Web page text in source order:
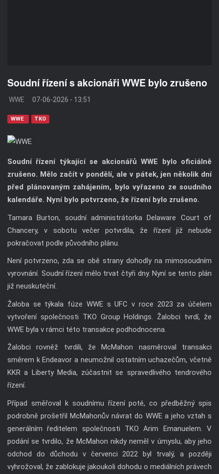
Soudní řízení s akcionáři WWE bylo zrušeno
WWE 07-06-2026 - 13:51
WWE TKO
Soudní řízení týkající se akcionářů WWE bylo oficiálně
zrušeno. Mělo začít v pondělí, ale v pátek, jen několik dní
před plánovaným zahájením, bylo vyřazeno ze soudního
kalendáře. Nyní bylo potvrzeno, že řízení bylo zrušeno.
Tamara Burton, soudní administrátorka Delaware Court of
Chancery, v sobotu večer potvrdila, že řízení již nebude
pokračovat podle původního plánu.
Není potvrzeno, zda se obě strany dohodly na mimosoudním
vyrovnání. Soudní řízení mělo trvat čtyři dny. Nyní se tento plán
již neuskuteční.
Žaloba se týkala fúze WWE s UFC v roce 2023 za účelem
vytvoření společnosti TKO Group Holdings. Žalobci tvrdí, že
WWE byla v rámci této transakce podhodnocena.
Žalobci rovněž tvrdili, že McMahon nasměroval transakci
směrem k Endeavor a neumožnil ostatním uchazečům, včetně
KKR a Liberty Media, zúčastnit se spravedlivého tendrového
řízení.
Případ směřoval k soudnímu řízení poté, co předběžný spis
podrobně prošetřil McMahonův návrat do WWE a jeho vztah s
generálním ředitelem společnosti TKO Arim Emanuelem. V
podání se tvrdilo, že McMahon nikdy neměl v úmyslu, aby jeho
odchod do důchodu v červenci 2022 byl trvalý, a později
vyhrožoval, že zablokuje jakoukoli dohodu o mediálních právech